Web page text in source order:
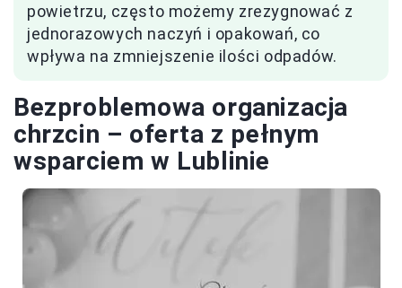
powietrzu, często możemy zrezygnować z
jednorazowych naczyń i opakowań, co
wpływa na zmniejszenie ilości odpadów.
Bezproblemowa organizacja
chrzcin – oferta z pełnym
wsparciem w Lublinie